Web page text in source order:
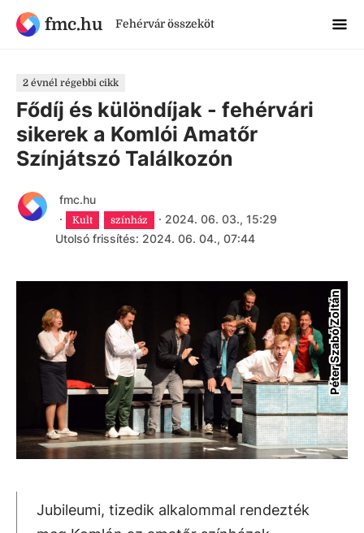
fmc.hu Fehérvár összeköt
2 évnél régebbi cikk
Fődíj és különdíjak - fehérvári
sikerek a Komlói Amatőr
Színjátszó Találkozón
fmc.hu
·
Kult színház · 2024. 06. 03., 15:29
Utolsó frissítés: 2024. 06. 04., 07:44
Péter Szabó Zoltán
Jubileumi, tizedik alkalommal rendezték